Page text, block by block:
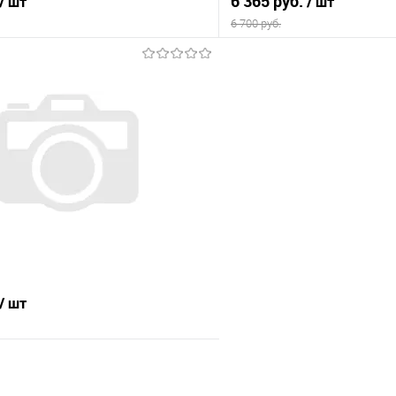
Сравнение
В наличии
Стайл 22
6 700 руб.
/ шт